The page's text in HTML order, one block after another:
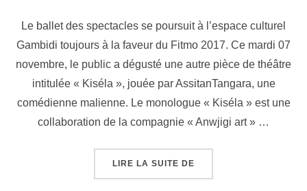
Le ballet des spectacles se poursuit à l’espace culturel
Gambidi toujours à la faveur du Fitmo 2017. Ce mardi 07
novembre, le public a dégusté une autre pièce de théâtre
intitulée « Kiséla », jouée par AssitanTangara, une
comédienne malienne. Le monologue « Kiséla » est une
collaboration de la compagnie « Anwjigi art » …
LIRE LA SUITE DE